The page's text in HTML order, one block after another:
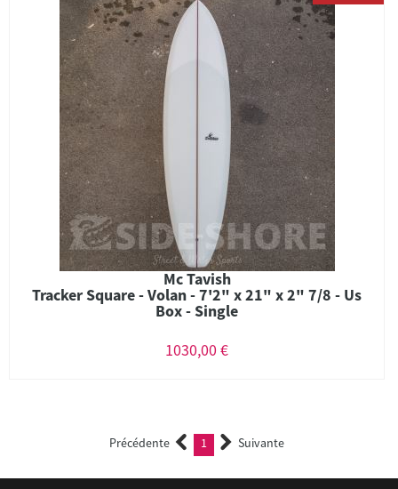
Mc Tavish
Tracker Square - Volan - 7'2" x 21" x 2" 7/8 - Us
Box - Single
1030,00 €
Précédente 1 (current)Suivante